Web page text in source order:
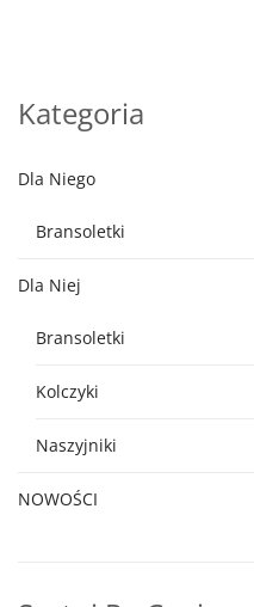
Kategoria
Dla Niego
Bransoletki
Dla Niej
Bransoletki
Kolczyki
Naszyjniki
NOWOŚCI